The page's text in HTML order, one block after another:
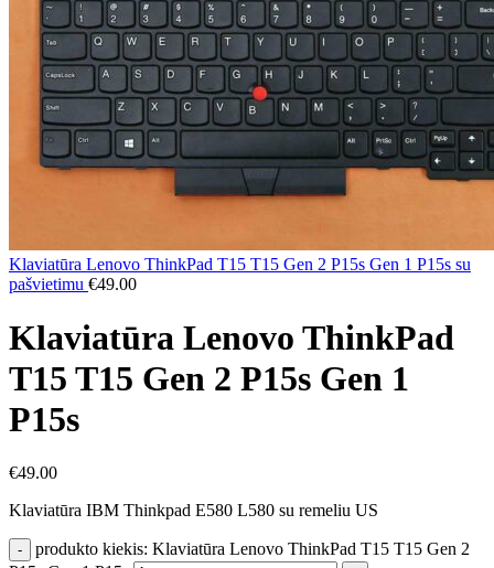
Klaviatūra Lenovo ThinkPad T15 T15 Gen 2 P15s Gen 1 P15s su
pašvietimu €49.00
Klaviatūra Lenovo ThinkPad
T15 T15 Gen 2 P15s Gen 1
P15s
€49.00
Klaviatūra IBM Thinkpad E580 L580 su remeliu US
produkto kiekis: Klaviatūra Lenovo ThinkPad T15 T15 Gen 2